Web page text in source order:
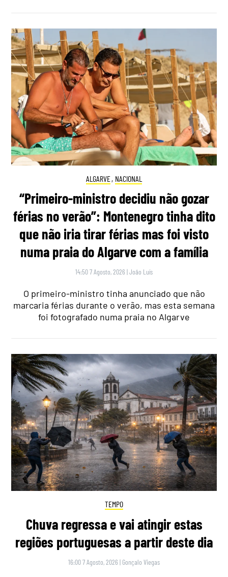
ALGARVE, NACIONAL
“Primeiro-ministro decidiu não gozar
férias no verão”: Montenegro tinha dito
que não iria tirar férias mas foi visto
numa praia do Algarve com a família
14:50 7 Agosto, 2026 |João Luís
O primeiro-ministro tinha anunciado que não
marcaria férias durante o verão, mas esta semana
foi fotografado numa praia no Algarve
TEMPO
Chuva regressa e vai atingir estas
regiões portuguesas a partir deste dia
16:00 7 Agosto, 2026 | Gonçalo Viegas